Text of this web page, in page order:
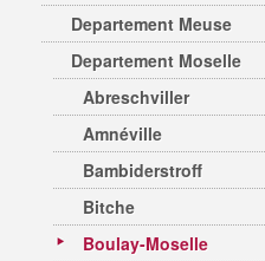
Departement Meuse
Departement Moselle
Abreschviller
Amnéville
Bambiderstroff
Bitche
Boulay-Moselle